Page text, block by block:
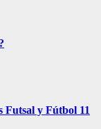
Futsal y Fútbol 11